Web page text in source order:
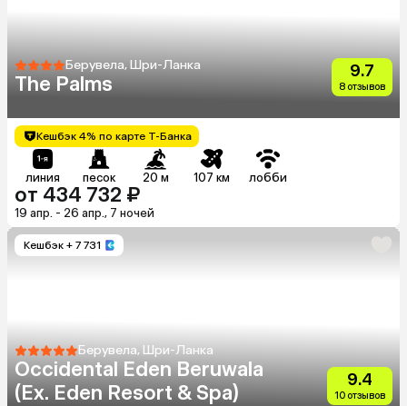
Берувела, Шри-Ланка
The Palms
9.7
8 отзывов
Кешбэк 4% по карте Т-Банка
линия песок 20 м 107 км лобби
от 434 732 ₽
19 апр. - 26 апр., 7 ночей
Кешбэк + 7 731
Берувела, Шри-Ланка
Occidental Eden Beruwala
(Ex. Eden Resort & Spa)
9.4
10 отзывов